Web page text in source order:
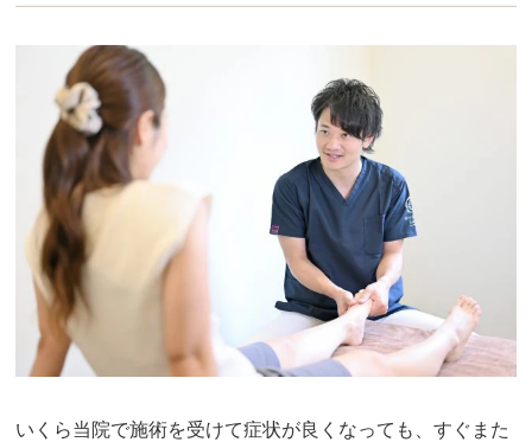
いくら当院で施術を受けて症状が良くなっても、すぐまた